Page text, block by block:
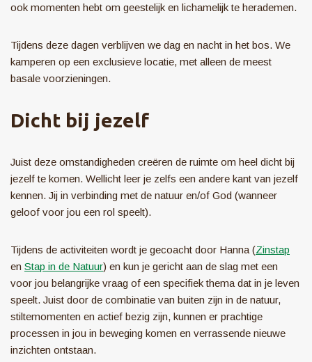
ook momenten hebt om geestelijk en lichamelijk te herademen.
Tijdens deze dagen verblijven we dag en nacht in het bos. We
kamperen op een exclusieve locatie, met alleen de meest
basale voorzieningen.
Dicht bij jezelf
Juist deze omstandigheden creëren de ruimte om heel dicht bij
jezelf te komen. Wellicht leer je zelfs een andere kant van jezelf
kennen. Jij in verbinding met de natuur en/of God (wanneer
geloof voor jou een rol speelt).
Tijdens de activiteiten wordt je gecoacht door Hanna (Zinstap
en Stap in de Natuur) en kun je gericht aan de slag met een
voor jou belangrijke vraag of een specifiek thema dat in je leven
speelt. Juist door de combinatie van buiten zijn in de natuur,
stiltemomenten en actief bezig zijn, kunnen er prachtige
processen in jou in beweging komen en verrassende nieuwe
inzichten ontstaan.